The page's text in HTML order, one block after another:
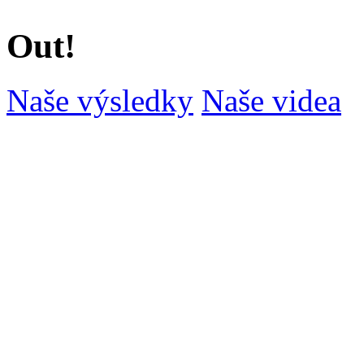
Out!
Naše výsledky Naše videa